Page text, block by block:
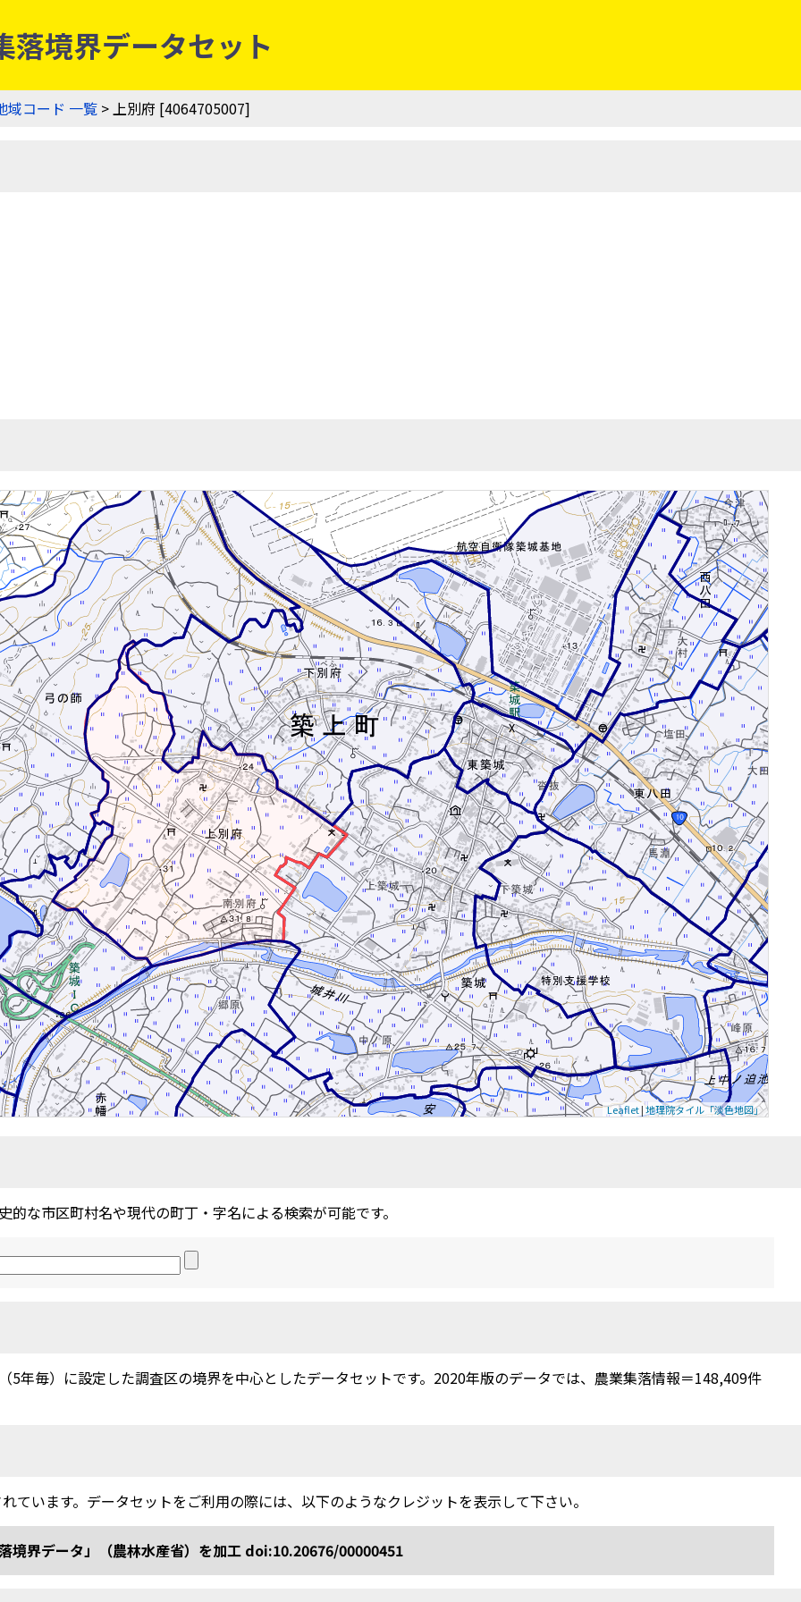
境界データセット
域コード 一覧 > 上別府 [4064705007]
Leaflet|地理院タイル「淡色地図」
的な市区町村名や現代の町丁・字名による検索が可能です。
5年毎）に設定した調査区の境界を中心としたデータセットです。2020年版のデータでは、農業集落情報＝148,409件
ています。データセットをご利用の際には、以下のようなクレジットを表示して下さい。
境界データ」（農林水産省）を加工 doi:10.20676/00000451